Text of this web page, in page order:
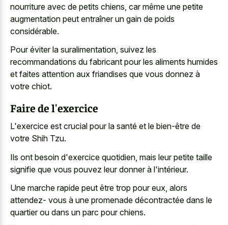
nourriture avec de petits chiens, car même une petite
augmentation peut entraîner un gain de poids
considérable.
Pour éviter la suralimentation, suivez les
recommandations du fabricant pour les aliments humides
et faites attention aux friandises que vous donnez à
votre chiot.
Faire de l'exercice
L'exercice est crucial pour la santé et le bien-être de
votre Shih Tzu.
Ils ont besoin d'exercice quotidien, mais leur petite taille
signifie que vous pouvez leur donner à l'intérieur.
Une marche rapide peut être trop pour eux, alors
attendez- vous à une promenade décontractée dans le
quartier ou dans un parc pour chiens.